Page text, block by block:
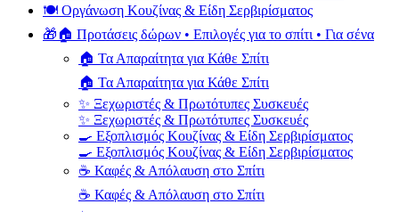
🍽️ Οργάνωση Κουζίνας & Είδη Σερβιρίσματος
🎁🏠 Προτάσεις δώρων • Επιλογές για το σπίτι • Για σένα
🏠 Τα Απαραίτητα για Κάθε Σπίτι
🏠 Τα Απαραίτητα για Κάθε Σπίτι
✨ Ξεχωριστές & Πρωτότυπες Συσκευές
✨ Ξεχωριστές & Πρωτότυπες Συσκευές
🍳 Εξοπλισμός Κουζίνας & Είδη Σερβιρίσματος
🍳 Εξοπλισμός Κουζίνας & Είδη Σερβιρίσματος
☕ Καφές & Απόλαυση στο Σπίτι
☕ Καφές & Απόλαυση στο Σπίτι